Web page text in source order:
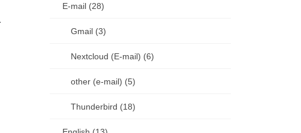
E-mail (28)
Gmail (3)
Nextcloud (E-mail) (6)
other (e-mail) (5)
Thunderbird (18)